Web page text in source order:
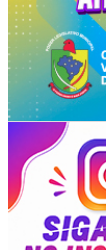
08/08/2026 | 07:00
Limpeza de valas e ribeirões
ITAJAÍ